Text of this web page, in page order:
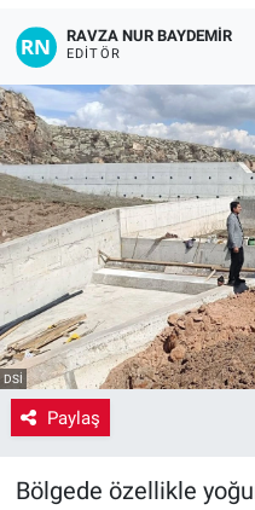
RAVZA NUR BAYDEMIR
EDITÖR
DSİ
Paylaş
Bölgede özellikle
VEFATLAR